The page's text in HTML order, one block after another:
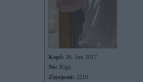
Kopš: 26. Jun 2017
No: Rīga
Ziņojumi: 2210